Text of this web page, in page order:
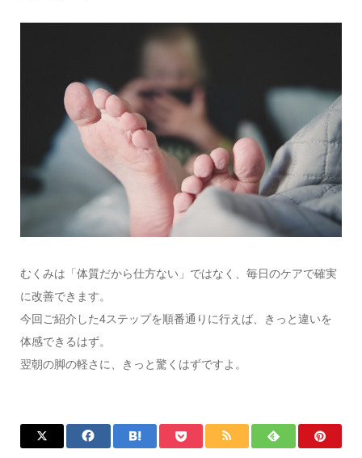
むくみは「体質だから仕方ない」ではなく、毎日のケアで確実
に改善できます。
今回ご紹介した4ステップを順番通りに行えば、きっと違いを
体感できるはず。
翌朝の脚の軽さに、きっと驚くはずですよ。